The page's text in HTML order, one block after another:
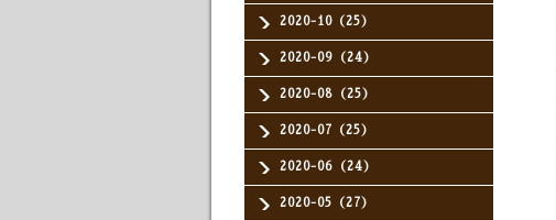
2020-10（25）
2020-09（24）
2020-08（25）
2020-07（25）
2020-06（24）
2020-05（27）